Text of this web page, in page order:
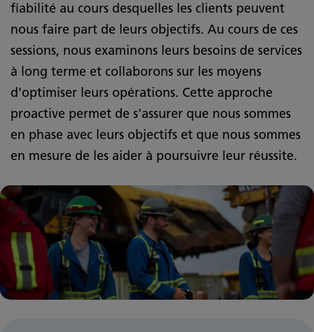
fiabilité au cours desquelles les clients peuvent
nous faire part de leurs objectifs. Au cours de ces
sessions, nous examinons leurs besoins de services
à long terme et collaborons sur les moyens
d'optimiser leurs opérations. Cette approche
proactive permet de s'assurer que nous sommes
en phase avec leurs objectifs et que nous sommes
en mesure de les aider à poursuivre leur réussite.